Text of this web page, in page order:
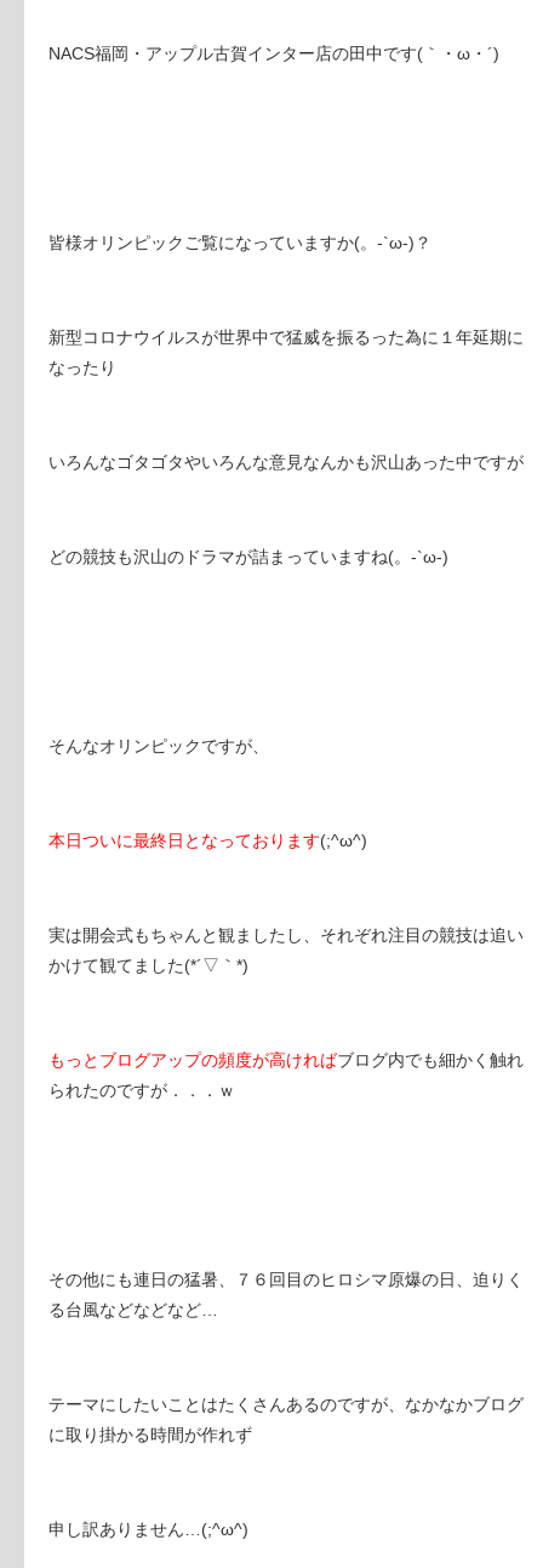
NACS福岡・アップル古賀インター店の田中です(｀・ω・´)
皆様オリンピックご覧になっていますか(。-`ω-)？
新型コロナウイルスが世界中で猛威を振るった為に１年延期に
なったり
いろんなゴタゴタやいろんな意見なんかも沢山あった中ですが
どの競技も沢山のドラマが詰まっていますね(。-`ω-)
そんなオリンピックですが、
本日ついに最終日となっております(;^ω^)
実は開会式もちゃんと観ましたし、それぞれ注目の競技は追い
かけて観てました(*´▽｀*)
もっとブログアップの頻度が高ければブログ内でも細かく触れ
られたのですが．．．ｗ
その他にも連日の猛暑、７６回目のヒロシマ原爆の日、迫りく
る台風などなどなど…
テーマにしたいことはたくさんあるのですが、なかなかブログ
に取り掛かる時間が作れず
申し訳ありません…(;^ω^)